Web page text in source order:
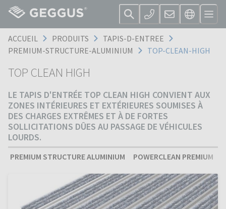
ACCUEIL PRODUITS
TAPIS-D-ENTREE
PREMIUM-STRUCTURE-ALUMINIUM
TOP-CLEAN-HIGH
TOP CLEAN HIGH
LE TAPIS D'ENTRÉE TOP CLEAN HIGH CONVIENT AUX
ZONES INTÉRIEURES ET EXTÉRIEURES SOUMISES À
DES CHARGES EXTRÊMES ET À DE FORTES
SOLLICITATIONS DÛES AU PASSAGE DE VÉHICULES
LOURDS.
PREMIUM STRUCTURE ALUMINIUM POWERCLEAN PREMIUM